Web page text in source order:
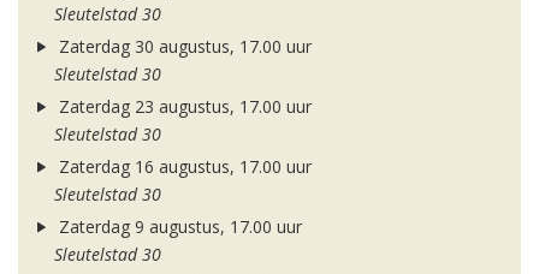
Sleutelstad 30
Zaterdag 30 augustus, 17.00 uur
Sleutelstad 30
Zaterdag 23 augustus, 17.00 uur
Sleutelstad 30
Zaterdag 16 augustus, 17.00 uur
Sleutelstad 30
Zaterdag 9 augustus, 17.00 uur
Sleutelstad 30